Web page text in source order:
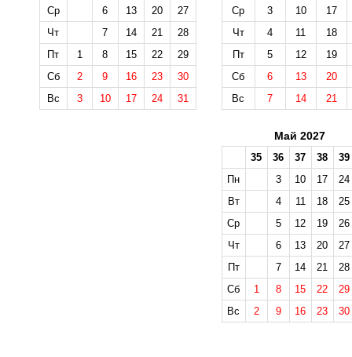
Ср
6 13 20
27
Чт
7 14 21
28
Пт
1 8 15 22
29
Сб
2 9 16 23
30
Вс
3 10 17 24 31
Ср
3 10
17
Чт
4 11
18
Пт
5 12
19
Сб
6 13
20
Вс
7 14 21
Май 2027
35 36 37 38
39
Пн
3 10 17
24
Вт
4 11 18
25
Ср
5 12 19
26
Чт
6 13 20
27
Пт
7 14 21
28
Сб
1 8 15 22
29
Вс
2 9 16 23 30